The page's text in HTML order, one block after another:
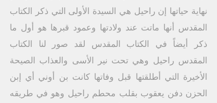
نهاية حياتها إن راحيل هي السيدة الأولى التي ذكر الكتاب
المقدس أنها ماتت عند ولادتها وعمود قبرها هو أول ما
ذكر أيضاً في الكتاب المقدس لقد صور لنا الكتاب
المقدس راحيل وهي تحت نير الأسى والعذاب الصيحة
الأخيرة التي أطلقتها قبل وفاتها كانت بن أوني أي إبن
الحزن دفن يعقوب بقلب محطم راحيل وهو في طريقه